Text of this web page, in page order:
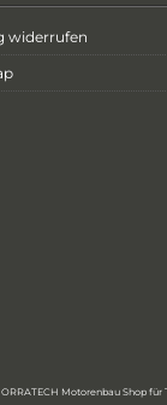
widerrufen
ORRATECH Motorenbau Shop für